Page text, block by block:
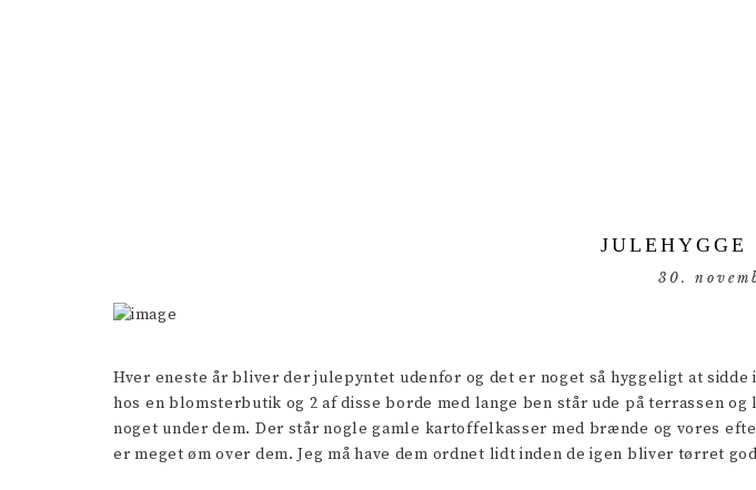
JULEHYGGE
30.
Hver eneste år bliver der julepyntet udenfor og det er noget så hyggeligt at
hos en blomsterbutik og 2 af disse borde med lange ben står ude på terrassen
noget under dem. Der står nogle gamle kartoffelkasser med brænde og vores
er meget øm over dem. Jeg må have dem ordnet lidt inden de igen bliver tørret